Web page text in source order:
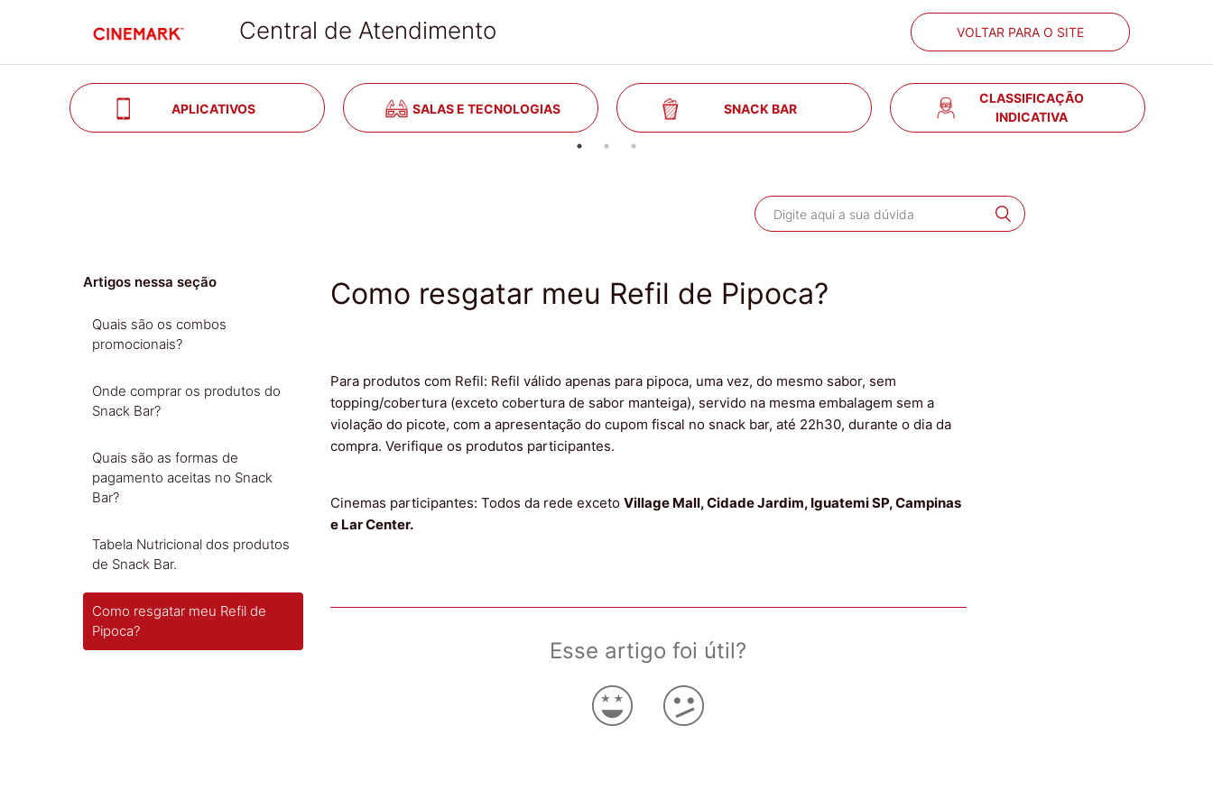
Central de Atendimento VOLTAR PARA O SITE
APLICATIVOS SALAS E TECNOLOGIAS SNACK BAR
CLASSIFICAÇÃO
INDICATIVA
Artigos nessa seção
Quais são os combos
promocionais?
Onde comprar os produtos do
Snack Bar?
Quais são as formas de
pagamento aceitas no Snack
Bar?
Tabela Nutricional dos produtos
de Snack Bar.
Como resgatar meu Refil de
Pipoca?
Como resgatar meu Refil de Pipoca?
Para produtos com Refil: Refil válido apenas para pipoca, uma vez, do mesmo sabor, sem
topping/cobertura (exceto cobertura de sabor manteiga), servido na mesma embalagem sem a
violação do picote, com a apresentação do cupom fiscal no snack bar, até 22h30, durante o dia da
compra. Verifique os produtos participantes.
Cinemas participantes: Todos da rede exceto Village Mall, Cidade Jardim, Iguatemi SP, Campinas
e Lar Center.
Esse artigo foi útil?